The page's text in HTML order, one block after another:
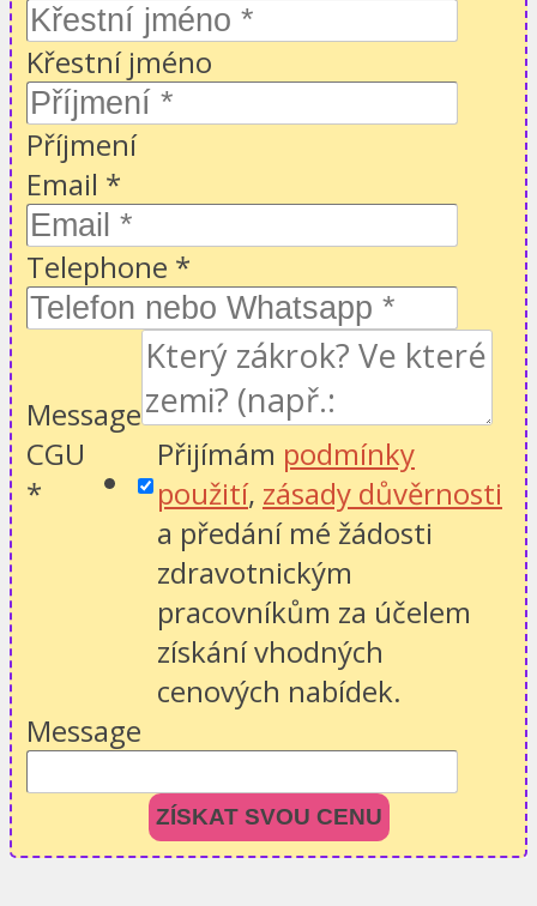
Křestní jméno
Příjmení
Email *
Telephone *
Message
CGU
*
Přijímám podmínky
použití, zásady důvěrnosti
a předání mé žádosti
zdravotnickým
pracovníkům za účelem
získání vhodných
cenových nabídek.
Message
ZÍSKAT SVOU CENU